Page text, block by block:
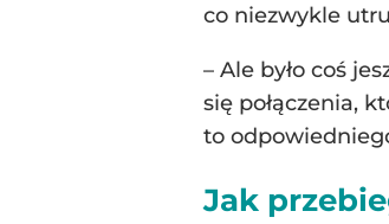
co niezwykle
– Ale było coś
się połączenia,
to
Jak